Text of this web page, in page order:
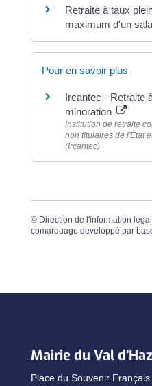
Retraite à taux
maximum d'un
Pour en savoir plus
Ircantec - Retraite
minoration
Institution de retraite
non titulaires de l'État
(Ircantec)
© Direction de l'information
comarquage developpé par
Mairie du Val
Place du Souvenir Français